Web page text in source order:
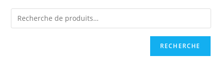
RECHERCHE